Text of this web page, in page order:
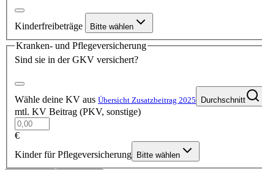
Kinderfreibeträge Bitte wählen
Kranken- und Pflegeversicherung
Sind sie in der GKV versichert?
Wähle deine KV aus Übersicht Zusatzbeitrag 2025 Durchschnitt
mtl. KV Beitrag (PKV, sonstige)
€
Kinder für Pflegeversicherung
Bitte wählen